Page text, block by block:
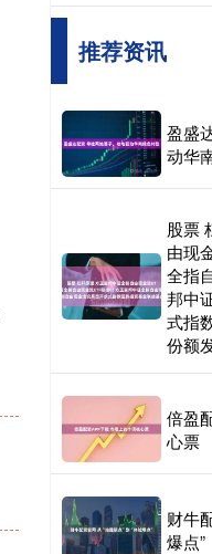
推荐资讯
盈盛
动华
股票
由现
全指
邦中
式指
份额
倍盈
心票
财牛
爆点”